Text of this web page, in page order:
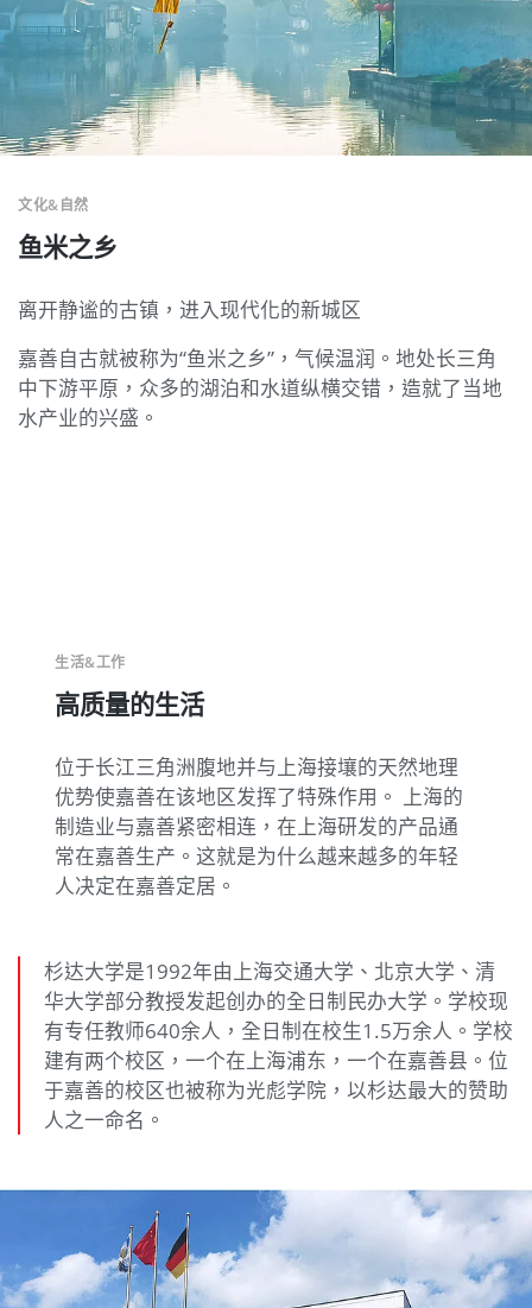
鱼米之乡
文化&自然
离开静谧的古镇，进入现代化的新城区
嘉善自古就被称为“鱼米之乡”，气候温润。地处长三角
中下游平原，众多的湖泊和水道纵横交错，造就了当地
水产业的兴盛。
高质量的生活
生活&工作
位于长江三角洲腹地并与上海接壤的天然地理
优势使嘉善在该地区发挥了特殊作用。 上海的
制造业与嘉善紧密相连，在上海研发的产品通
常在嘉善生产。这就是为什么越来越多的年轻
人决定在嘉善定居。
杉达大学是1992年由上海交通大学、北京大学、清
华大学部分教授发起创办的全日制民办大学。学校现
有专任教师640余人，全日制在校生1.5万余人。学校
建有两个校区，一个在上海浦东，一个在嘉善县。位
于嘉善的校区也被称为光彪学院，以杉达最大的赞助
人之一命名。